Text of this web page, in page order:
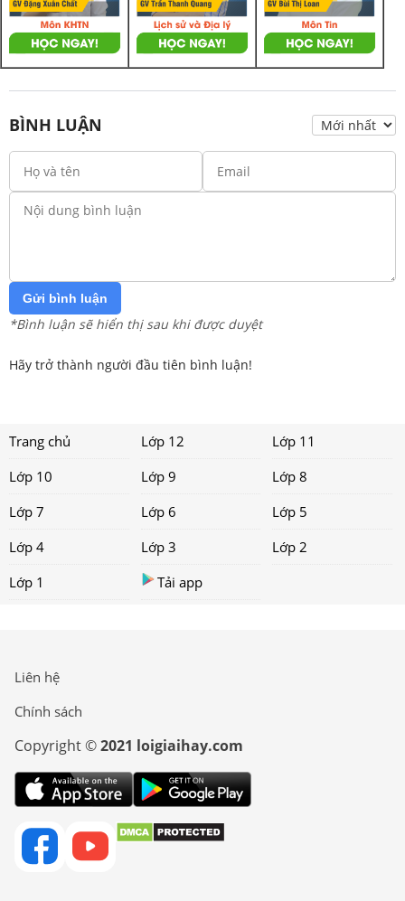
BÌNH LUẬN
Gửi bình luận
*Bình luận sẽ hiển thị sau khi được duyệt
Hãy trở thành người đầu tiên bình luận!
Trang chủ Lớp 12
Lớp 11
Lớp 10
Lớp 9
Lớp 8
Lớp 7
Lớp 6
Lớp 5
Lớp 4
Lớp 3
Lớp 2
Lớp 1
Tải app
Liên hệ
Chính sách
Copyright ©2021 loigiaihay.com